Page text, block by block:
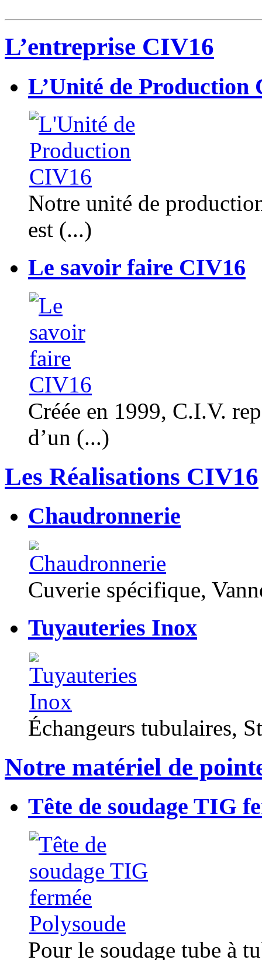
L’entreprise CIV16
L’Unité de Production
Notre unité de
est (...)
Le savoir faire CIV16
Créée en 1999, C.I.V.
d’un (...)
Les Réalisations CIV16
Chaudronnerie
Cuverie spécifique,
Tuyauteries Inox
Échangeurs tubulaires,
Notre matériel de
Tête de soudage TIG
Pour le soudage tube à